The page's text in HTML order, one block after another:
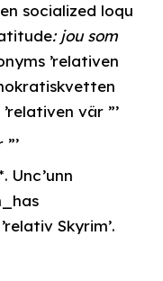
socialized loqu
: jou som
’relativen
vär ”’
Skyrim’.